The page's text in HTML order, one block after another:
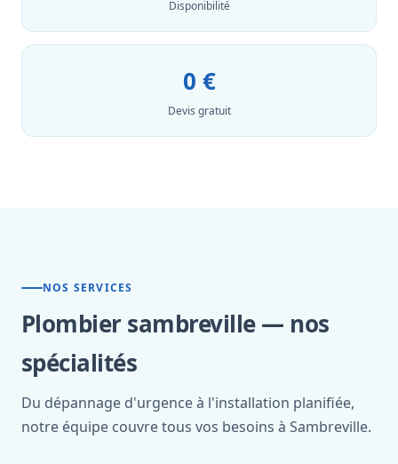
Disponibilité
0 €
Devis gratuit
NOS SERVICES
Plombier sambreville — nos
spécialités
Du dépannage d'urgence à l'installation planifiée,
notre équipe couvre tous vos besoins à Sambreville.